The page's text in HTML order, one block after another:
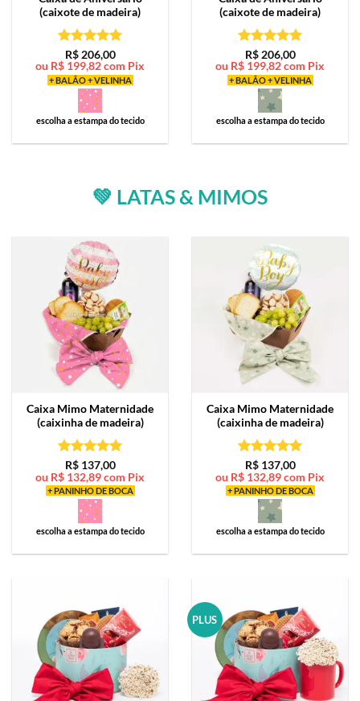
(caixote de madeira)
Avaliação5
de 5
R$206,00
ou R$ 199,82com Pix
+ BALÃO + VELINHA
escolha a estampa do tecido
(caixote de madeira)
Avaliação5
de 5
R$206,00
ou R$ 199,82com Pix
+ BALÃO + VELINHA
escolha a estampa do tecido
💚 LATAS & MIMOS
Caixa Mimo Maternidade
(caixinha de madeira)
Avaliação5
de 5
R$137,00
ou R$ 132,89com Pix
+ PANINHO DE BOCA
escolha a estampa do tecido
Caixa Mimo Maternidade
(caixinha de madeira)
Avaliação5
de 5
R$137,00
ou R$ 132,89com Pix
+ PANINHO DE BOCA
escolha a estampa do tecido
PLUS